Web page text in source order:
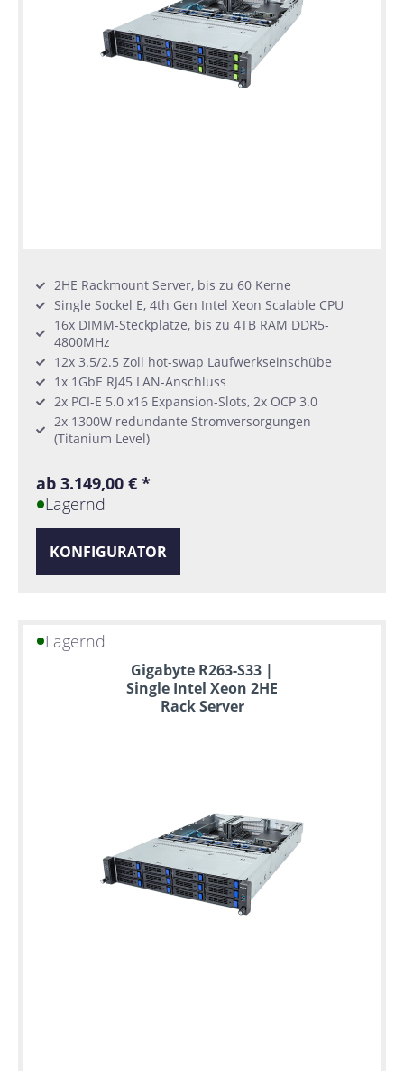
2HE Rackmount Server, bis zu 60 Kerne
Single Sockel E, 4th Gen Intel Xeon Scalable CPU
16x DIMM-Steckplätze, bis zu 4TB RAM DDR5-
4800MHz
12x 3.5/2.5 Zoll hot-swap Laufwerkseinschübe
1x 1GbE RJ45 LAN-Anschluss
2x PCI-E 5.0 x16 Expansion-Slots, 2x OCP 3.0
2x 1300W redundante Stromversorgungen
(Titanium Level)
ab 3.149,00 € *
Lagernd
KONFIGURATOR
Lagernd
Gigabyte R263-S33 |
Single Intel Xeon 2HE
Rack Server